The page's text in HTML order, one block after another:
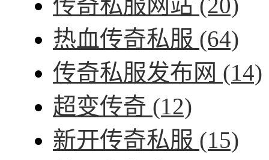
传奇私服网站 (20)
热血传奇私服 (64)
传奇私服发布网 (14)
超变传奇 (12)
新开传奇私服 (15)